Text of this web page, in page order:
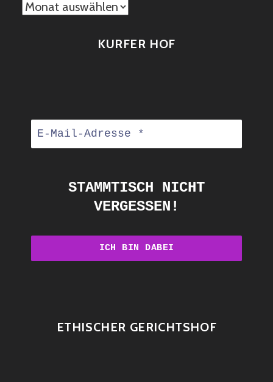
TRÜFFELSUCHE
KURFER HOF
STAMMTISCH NICHT
VERGESSEN!
ETHISCHER GERICHTSHOF